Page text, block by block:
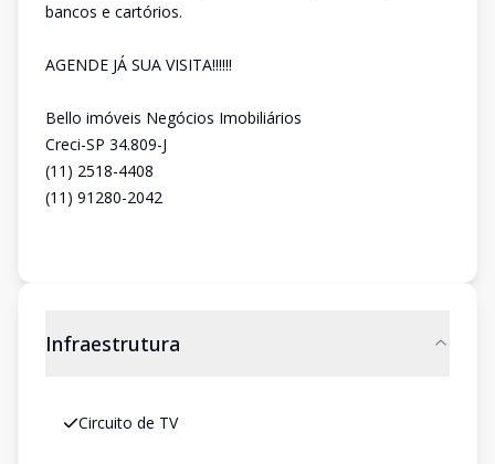
bancos e cartórios.
AGENDE JÁ SUA VISITA!!!!!!
Bello imóveis Negócios Imobiliários
Creci-SP 34.809-J
(11) 2518-4408
(11) 91280-2042
Infraestrutura
Circuito de TV